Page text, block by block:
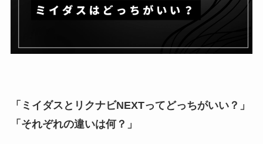
「ミイダスとリクナビNEXTってどっちがいい？」
「それぞれの違いは何？」